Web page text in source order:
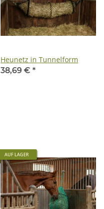
Heunetz in Tunnelform
38,69 € *
AUF LAGER